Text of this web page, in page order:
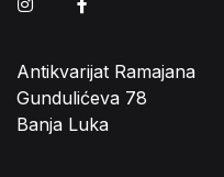
Antikvarijat Ramajana
Gundulićeva 78
Banja Luka